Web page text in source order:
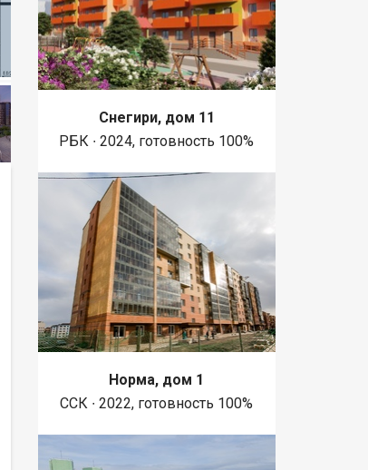
Снегири, дом 11
РБК ∙ 2024, готовность 100%
Норма, дом 1
ССК ∙ 2022, готовность 100%